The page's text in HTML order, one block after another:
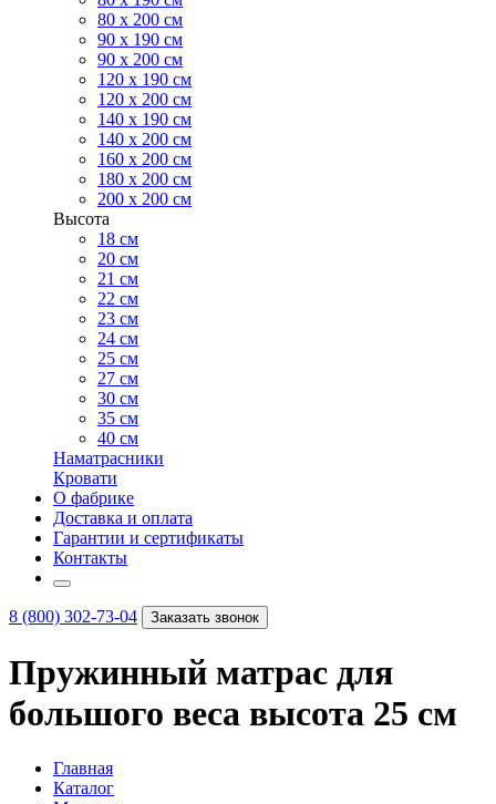
80 х 200 см
90 х 190 см
90 х 200 см
120 х 190 см
120 х 200 см
140 х 190 см
140 х 200 см
160 х 200 см
180 х 200 см
200 х 200 см
Высота
18 см
20 см
21 см
22 см
23 см
24 см
25 см
27 см
30 см
35 см
40 см
Наматрасники
Кровати
О фабрике
Доставка и оплата
Гарантии и сертификаты
Контакты
8 (800) 302-73-04 Заказать звонок
Пружинный матрас для
большого веса высота 25 см
Главная
Каталог